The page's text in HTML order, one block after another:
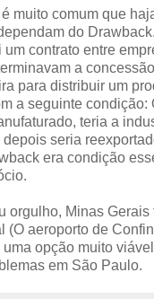
muito comum que
do
contrato entre
a
para distribuir um
a seguinte condição:
teria a
seria
era condição
orgulho, Minas
(O aeroporto de
opção muito
em São Paulo.